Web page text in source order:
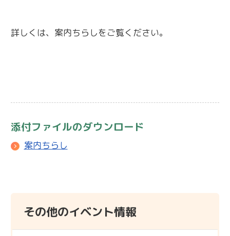
詳しくは、案内ちらしをご覧ください。
添付ファイルのダウンロード
案内ちらし
その他のイベント情報